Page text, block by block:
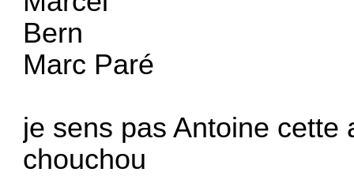
Bern
Marc Paré
je sens pas Antoine
chouchou